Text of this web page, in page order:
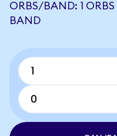
ORBS/BAND: 1
BAND